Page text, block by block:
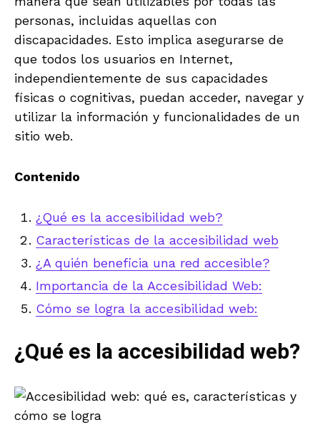
personas, incluidas aquellas con
discapacidades. Esto implica asegurarse de
que todos los usuarios en Internet,
independientemente de sus capacidades
físicas o cognitivas, puedan acceder, navegar y
utilizar la información y funcionalidades de un
sitio web.
Contenido
¿Qué es la accesibilidad web?
Características de la accesibilidad web
¿A quién beneficia una red accesible?
Importancia de la Accesibilidad Web:
Cómo se logra la accesibilidad web:
¿Qué es la accesibilidad web?